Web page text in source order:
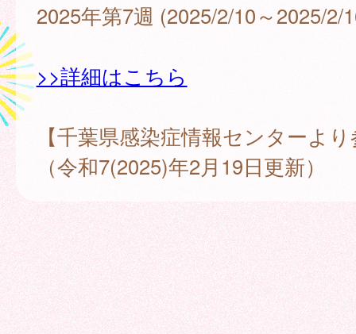
2025年第7週 (2025/2/10～2025/2/
>>詳細はこちら
【千葉県感染症情報センターよ
（令和7(2025)年2月19日更新）